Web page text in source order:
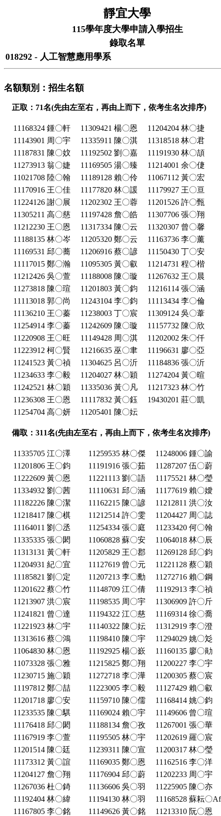
靜宜大學
115學年度大學申請入學招生
錄取名單
018292 - 人工智慧應用學系
名額類別：招生名額
正取：71名(先由左至右，再由上而下，依考生名次排序)
11168324 鍾〇軒 11309421 楊〇恩
11204204 林〇捷
11143901 周〇宇
11335911 陳〇淇
11318518 林〇君
11187831 陳〇妏
11192502 劉〇嘉
11191930 林〇頡
11273913 翁〇婕
11169505 湯〇臻
11214001 余〇倢
11021708 陸〇翰
11189128 賴〇伶
11067112 黃〇宏
11170916 王〇佳
11177820 林〇諼
11179927 王〇亘
11224126 謝〇展
11202302 王〇蓉
11201526 許〇甄
11305211 高〇慈
11197428 詹〇皓
11307706 張〇翔
11212230 王〇恩
11317334 陳〇云
11320307 曾〇馨
11188135 林〇岑
11205320 鄭〇云
11163736 李〇薰
11169531 邱〇蕎
11206916 蔡〇諺
11150430 丁〇安
11117015 鄭〇瀚
11095305 黃〇叡
11214731 程〇楷
11212426 吳〇萱
11188008 陳〇璇
11267632 王〇晨
11273818 陳〇瑄
11201803 黃〇鈞
11216114 張〇涵
11113018 郭〇尚
11243104 李〇鈞
11113434 李〇倫
11136210 王〇蓁
11238003 丁〇宸
11309124 吳〇葦
11254914 李〇蓁
11242609 陳〇璇
11157732 陳〇欣
11220908 王〇旺
11149428 周〇淇
11202002 朱〇仟
11223912 柯〇賢
11216635 巫〇聿
11196631 廖〇亞
11241523 黃〇禎
11304625 呂〇沂
11184836 張〇沂
11234633 李〇毅
11204027 林〇穎
11274204 黃〇暄
11242521 林〇穎
11335036 黃〇凡
11217323 林〇竹
11236308 王〇恩
11117832 黃〇鈺
19430201 莊〇凱
11254704 高〇妍
11205401 陳〇妘
備取：311名(先由左至右，再由上而下，依考生名次排序)
11335705 江〇澤 11259535 林〇傑
11248006 鍾〇諭
11201806 王〇鈞
11191916 張〇茹
11287207 伍〇蔚
11222609 黃〇恩
11221113 劉〇語
11175521 林〇瑩
11334932 劉〇茜
11110631 邱〇涵
11177619 賴〇嬡
11182226 陳〇潔
11162215 陳〇諺
11212811 洪〇汝
11218417 陳〇棋
11212514 許〇雯
11204427 周〇誌
11164011 劉〇丞
11254334 張〇庭
11233420 何〇翰
11335335 張〇閎
11060828 蘇〇安
11064018 林〇辰
11313131 黃〇軒
11205829 王〇郡
11269128 邱〇鈞
11204931 紀〇宜
11127619 曾〇元
11221128 蔡〇穎
11185821 劉〇定
11207213 李〇勳
11272716 賴〇鋼
11201622 蔡〇竹
11148709 江〇倩
11192913 李〇禎
11213907 洪〇宸
11198535 周〇宇
11306909 許〇斤
11241821 曾〇達
11194322 江〇慈
11169314 徐〇喬
11221923 林〇宇
11140322 陳〇妘
11312919 李〇澄
11313616 蔡〇鴻
11198410 陳〇宇
11294029 姚〇彣
11064830 林〇恩
11192925 楊〇嶔
11160135 廖〇勛
11073328 張〇雅
11215825 鄭〇翔
11200227 李〇宇
11230715 施〇穎
11272718 李〇澕
11200305 蔡〇宸
11197812 鄭〇喆
11223005 李〇毅
11127429 賴〇叡
11201718 廖〇安
11159710 陳〇儒
11168414 姚〇鈞
11233535 陳〇騏
11169024 賴〇宇
11149606 曾〇瑄
11176418 邱〇閎
11188134 詹〇孜
11267001 張〇華
11167919 李〇萱
11195505 林〇宇
11202619 羅〇宸
11201514 陳〇廷
11239311 陳〇宣
11200317 林〇瑩
11173312 黃〇誼
11169035 鄭〇恩
11162516 李〇洋
11204127 詹〇翔
11176904 邱〇蔚
11202233 周〇宇
11267036 杜〇錡
11136606 吳〇羽
11225905 陳〇亦
11192404 林〇緯
11194130 林〇羽
11168528 蘇耘〇
11167805 李〇銘
11149626 黃〇銘
11213310 阮〇恩